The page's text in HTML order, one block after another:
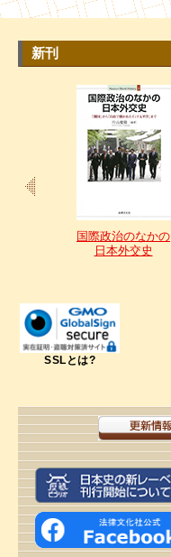
新刊
国際政治のなかの
日本外交史
SSLとは?